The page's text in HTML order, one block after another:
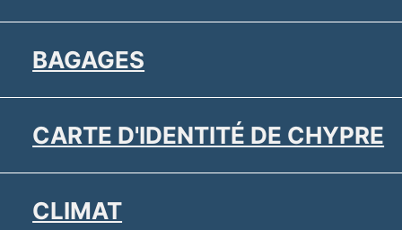
BAGAGES
CARTE D'IDENTITÉ DE CHYPRE
CLIMAT